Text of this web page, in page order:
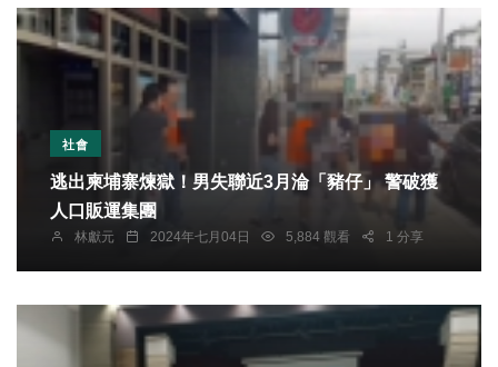
社會
逃出柬埔寨煉獄！男失聯近3月淪「豬仔」 警破獲
人口販運集團
林獻元 2024年七月04日 5,884 觀看 1 分享